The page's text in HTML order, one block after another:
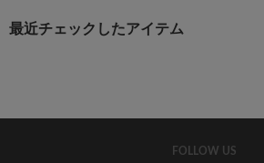
最近チェックしたアイテム
FOLLOW US